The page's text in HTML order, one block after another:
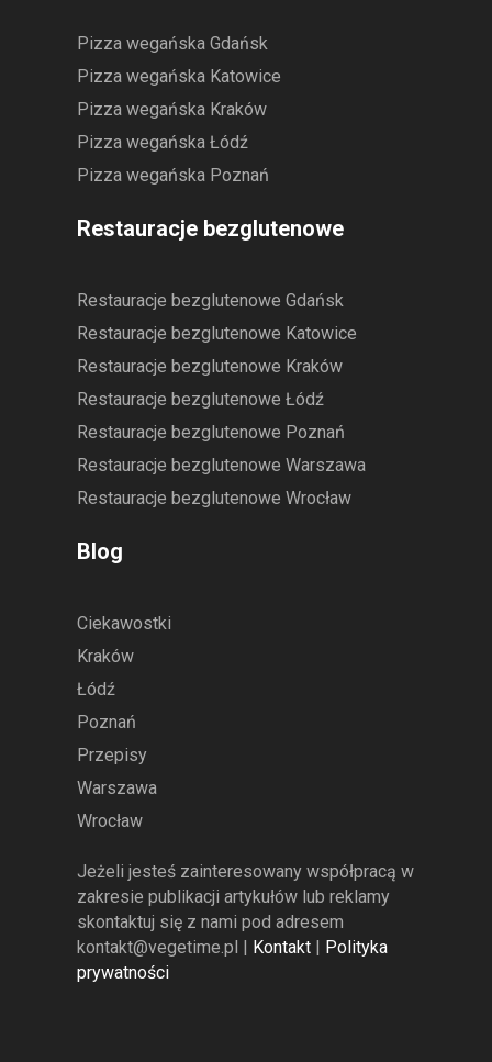
Pizza wegańska Gdańsk
Pizza wegańska Katowice
Pizza wegańska Kraków
Pizza wegańska Łódź
Pizza wegańska Poznań
Restauracje bezglutenowe
Restauracje bezglutenowe Gdańsk
Restauracje bezglutenowe Katowice
Restauracje bezglutenowe Kraków
Restauracje bezglutenowe Łódź
Restauracje bezglutenowe Poznań
Restauracje bezglutenowe Warszawa
Restauracje bezglutenowe Wrocław
Blog
Ciekawostki
Kraków
Łódź
Poznań
Przepisy
Warszawa
Wrocław
Jeżeli jesteś zainteresowany współpracą w
zakresie publikacji artykułów lub reklamy
skontaktuj się z nami pod adresem
kontakt@vegetime.pl | Kontakt | Polityka
prywatności